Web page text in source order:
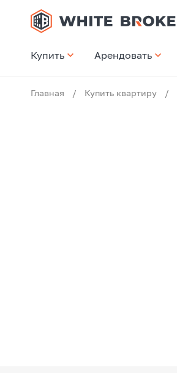
Купить Арендовать
Главная / Купить квартиру /